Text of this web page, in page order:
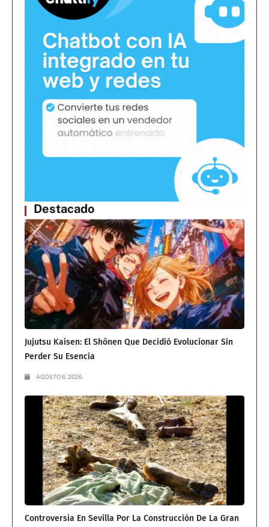
Destacado
Jujutsu Kaisen: El Shōnen Que Decidió Evolucionar Sin
Perder Su Esencia
AGOSTO 6, 2026
Controversia En Sevilla Por La Construcción De La Gran